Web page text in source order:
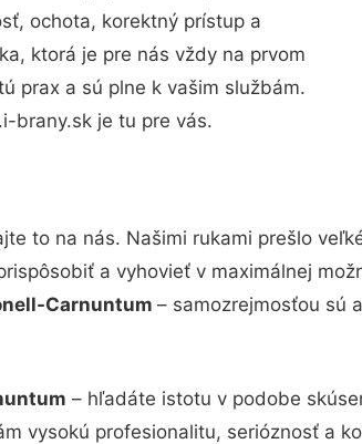
ochota, korektný prístup a
ktorá je pre nás vždy na prvom
prax a sú plne k vašim službám.
brany.sk je tu pre vás.
to na nás. Našimi rukami prešlo
a vyhovieť v maximálnej
Carnuntum – samozrejmosťou sú
– hľadáte istotu v podobe
vysokú profesionalitu, serióznosť a